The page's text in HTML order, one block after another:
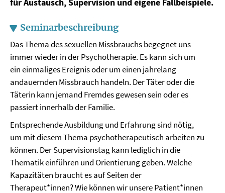
Seminarbeschreibung
Das Thema des sexuellen Missbrauchs begegnet uns
immer wieder in der Psychotherapie. Es kann sich um
ein einmaliges Ereignis oder um einen jahrelang
andauernden Missbrauch handeln. Der Täter oder die
Täterin kann jemand Fremdes gewesen sein oder es
passiert innerhalb der Familie.
Entsprechende Ausbildung und Erfahrung sind nötig,
um mit diesem Thema psychotherapeutisch arbeiten zu
können. Der Supervisionstag kann lediglich in die
Thematik einführen und Orientierung geben. Welche
Kapazitäten braucht es auf Seiten der
Therapeut*innen? Wie können wir unsere Patient*innen